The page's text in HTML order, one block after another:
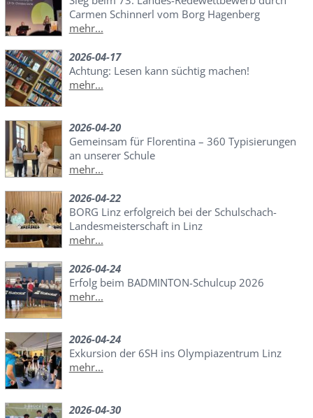
Carmen Schinnerl vom Borg Hagenberg
mehr...
2026-04-17
Achtung: Lesen kann süchtig machen!
mehr...
2026-04-20
Gemeinsam für Florentina – 360 Typisierungen
an unserer Schule
mehr...
2026-04-22
BORG Linz erfolgreich bei der Schulschach-
Landesmeisterschaft in Linz
mehr...
2026-04-24
Erfolg beim BADMINTON-Schulcup 2026
mehr...
2026-04-24
Exkursion der 6SH ins Olympiazentrum Linz
mehr...
2026-04-30